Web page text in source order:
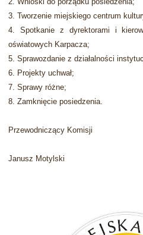
3. Tworzenie miejskiego centrum
4. Spotkanie z dyrektorami i
oświatowych Karpacza;
5. Sprawozdanie z działalności
6. Projekty uchwał;
7. Sprawy różne;
8. Zamknięcie posiedzenia.
Przewodniczący Komisji
Janusz Motylski